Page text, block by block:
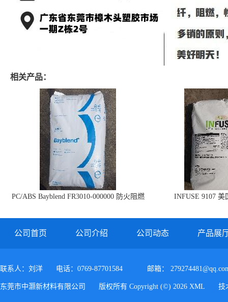
相关产品：
PC/ABS Bayblend FR3010-000000 防火阻燃
INFUSE 9107 美
公司首页 公司介绍 公司动态 产品展
联系人：刘洋 电话：0769-87701584 邮箱：
东莞市中灏新材料有限公司 版权所有 Copyright (©) 2026 XML 技